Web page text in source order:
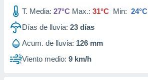
publicidad
de
1199
T. Media: 27°C Max.: 31°C Min: 24°C
Días de lluvia: 23 días
Acum. de lluvia: 126 mm
Viento medio: 9 km/h